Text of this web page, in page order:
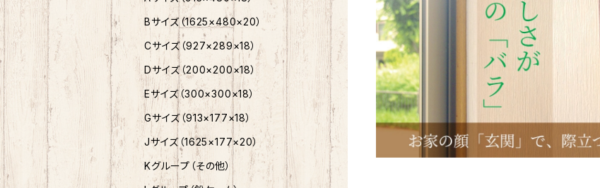
Bサイズ（1625×480×20）
Cサイズ（927×289×18）
Dサイズ（200×200×18）
Eサイズ（300×300×18）
Gサイズ（913×177×18）
Jサイズ（1625×177×20）
Kグループ（その他）